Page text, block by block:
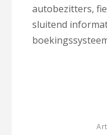
autobezitters,
sluitend